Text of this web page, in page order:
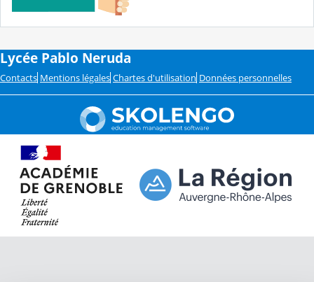
Lycée Pablo Neruda
Contacts Mentions légales Chartes d'utilisation Données personnelles